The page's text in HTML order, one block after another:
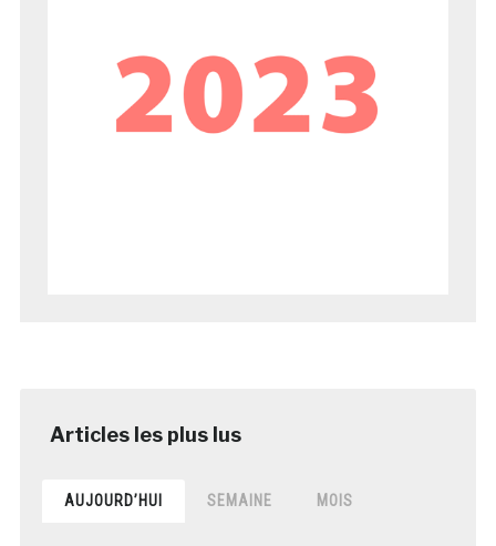
AUJOURD’HUI SEMAINE MOIS